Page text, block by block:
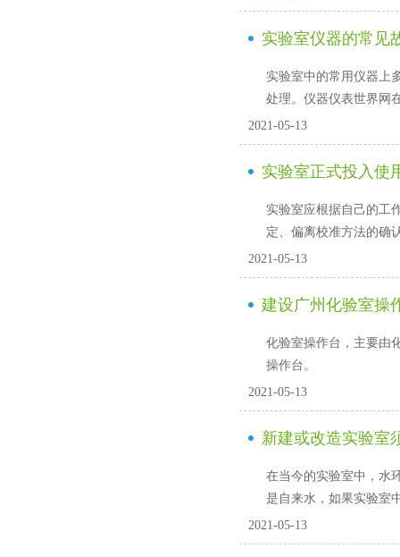
实验室仪器的常见
实验室中的常用仪器上多
处理。仪器仪表世界网
2021-05-13
实验室正式投入使
实验室应根据自己的工作
定、偏离校准方法的
2021-05-13
建设广州化验室操
化验室操作台，主要由
操作台。
2021-05-13
新建或改造实验室须
在当今的实验室中，水
是自来水，如果实验室
2021-05-13